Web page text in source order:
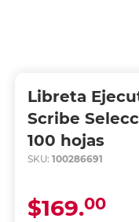
Libreta
Scribe
100 hojas
SKU: 100286691
$169.00